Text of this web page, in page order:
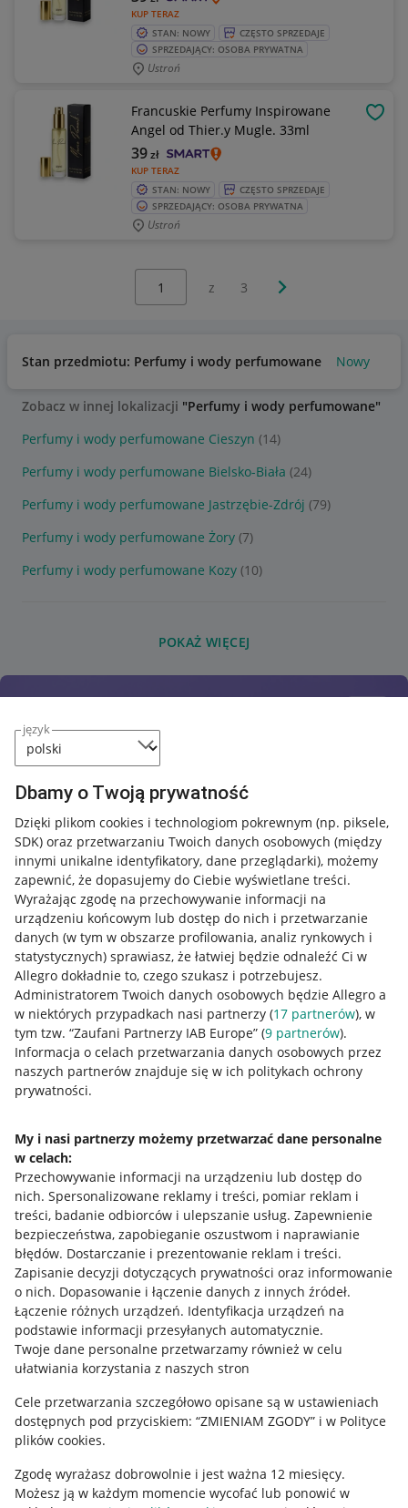
język
Dbamy o Twoją prywatność
Dzięki plikom cookies i technologiom pokrewnym (np. piksele,
SDK) oraz przetwarzaniu Twoich danych osobowych (między
innymi unikalne identyfikatory, dane przeglądarki), możemy
zapewnić, że dopasujemy do Ciebie wyświetlane treści.
Wyrażając zgodę na przechowywanie informacji na
urządzeniu końcowym lub dostęp do nich i przetwarzanie
danych (w tym w obszarze profilowania, analiz rynkowych i
statystycznych) sprawiasz, że łatwiej będzie odnaleźć Ci w
Allegro dokładnie to, czego szukasz i potrzebujesz.
Administratorem Twoich danych osobowych będzie Allegro a
w niektórych przypadkach nasi partnerzy (17 partnerów), w
tym tzw. “Zaufani Partnerzy IAB Europe” (9 partnerów).
Informacja o celach przetwarzania danych osobowych przez
naszych partnerów znajduje się w ich politykach ochrony
prywatności.
My i nasi partnerzy możemy przetwarzać dane personalne
w celach:
Przechowywanie informacji na urządzeniu lub dostęp do
nich. Spersonalizowane reklamy i treści, pomiar reklam i
treści, badanie odbiorców i ulepszanie usług. Zapewnienie
bezpieczeństwa, zapobieganie oszustwom i naprawianie
błędów. Dostarczanie i prezentowanie reklam i treści.
Zapisanie decyzji dotyczących prywatności oraz informowanie
o nich. Dopasowanie i łączenie danych z innych źródeł.
Łączenie różnych urządzeń. Identyfikacja urządzeń na
podstawie informacji przesyłanych automatycznie.
Twoje dane personalne przetwarzamy również w celu
ułatwiania korzystania z naszych stron
Cele przetwarzania szczegółowo opisane są w ustawieniach
dostępnych pod przyciskiem: “ZMIENIAM ZGODY” i w Polityce
plików cookies.
Zgodę wyrażasz dobrowolnie i jest ważna 12 miesięcy.
Możesz ją w każdym momencie wycofać lub ponowić w
KUP TERAZ
STAN: NOWY
CZĘSTO SPRZEDAJE
SPRZEDAJĄCY: OSOBA PRYWATNA
Ustroń
Francuskie Perfumy Inspirowane
Angel od Thier.y Mugle. 33ml
KUP TERAZ
39zł
STAN: NOWY
CZĘSTO SPRZEDAJE
SPRZEDAJĄCY: OSOBA PRYWATNA
Ustroń
z 3 Następna strona
Stan przedmiotu: Perfumy i wody perfumowane Nowy
Zobacz w innej lokalizacji "Perfumy i wody perfumowane"
Perfumy i wody perfumowane Cieszyn (14)
Perfumy i wody perfumowane Bielsko-Biała (24)
Perfumy i wody perfumowane Jastrzębie-Zdrój (79)
Perfumy i wody perfumowane Żory (7)
Perfumy i wody perfumowane Kozy (10)
POKAŻ WIĘCEJ
Przydatne informacje
Jak to działa
Allegro Gadane dla sprzedających
Allegro Gadane dla kupujących
Mapa miejscowości
Informacje prawne
Regulamin
Polityka plików "cookies"
Ustawienia plików "cookies"
Udostępnianie lokalizacji
Informacje dla Aktu o Usługach Cyfrowych
Pobierz aplikację